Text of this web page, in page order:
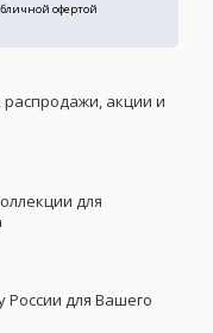
офертой
акции и
для
для Вашего